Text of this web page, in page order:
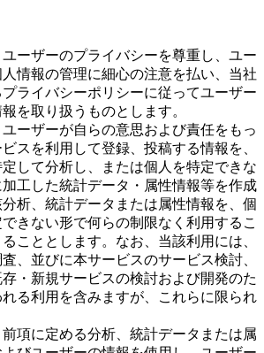
ーザーのプライバシーを尊重し、ユー
情報の管理に細心の注意を払い、当社
ライバシーポリシーに従ってユーザー
を取り扱うものとします。
ーザーが自らの意思および責任をもっ
スを利用して登録、投稿する情報を、
して分析し、または個人を特定できな
工した統計データ・属性情報等を作成
分析、統計データまたは属性情報を、個
できない形で何らの制限なく利用するこ
こととします。なお、当該利用には、
、並びに本サービスのサービス検討、
・新規サービスの検討および開発のた
る利用を含みますが、これらに限られ
項に定める分析、統計データまたは属